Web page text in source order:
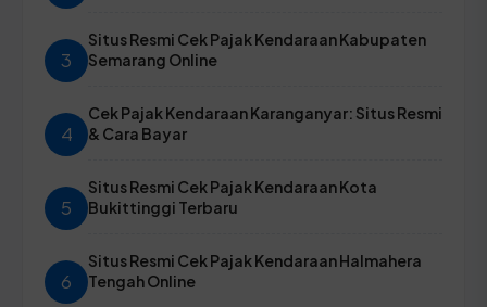
3
Situs Resmi Cek Pajak Kendaraan Kabupaten
Semarang Online
4
Cek Pajak Kendaraan Karanganyar: Situs Resmi
& Cara Bayar
5
Situs Resmi Cek Pajak Kendaraan Kota
Bukittinggi Terbaru
6
Situs Resmi Cek Pajak Kendaraan Halmahera
Tengah Online